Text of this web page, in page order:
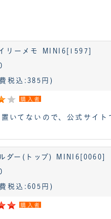
リーメモ MINI6[1597]
税込:385円)
購入者
いてないので、公式サイ
ダー(トップ) MINI6[0060]
税込:605円)
購入者